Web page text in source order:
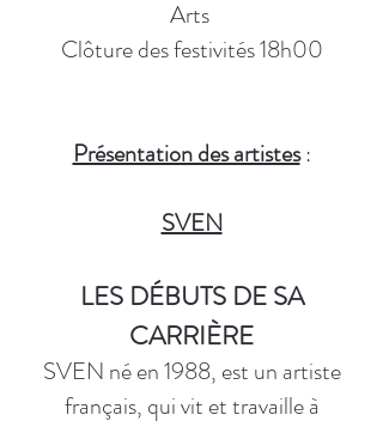
Arts
Clôture des festivités 18h00
Présentation des artistes:
SVEN
LES DÉBUTS DE SA
CARRIÈRE
SVEN né en 1988, est un artiste
français, qui vit et travaille à